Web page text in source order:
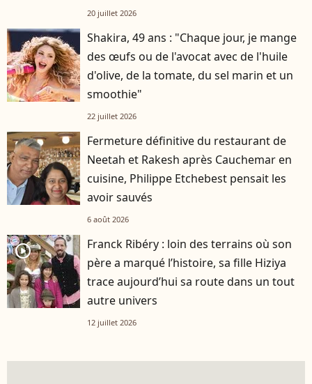
20 juillet 2026
Shakira, 49 ans : "Chaque jour, je mange
des œufs ou de l'avocat avec de l'huile
d'olive, de la tomate, du sel marin et un
smoothie"
22 juillet 2026
Fermeture définitive du restaurant de
Neetah et Rakesh après Cauchemar en
cuisine, Philippe Etchebest pensait les
avoir sauvés
6 août 2026
player2
Franck Ribéry : loin des terrains où son
père a marqué l’histoire, sa fille Hiziya
trace aujourd’hui sa route dans un tout
autre univers
12 juillet 2026